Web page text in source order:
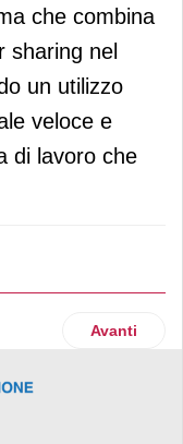
che combina
sharing nel
un utilizzo
veloce e
di lavoro che
di ArtsanaArticolo
Avanti